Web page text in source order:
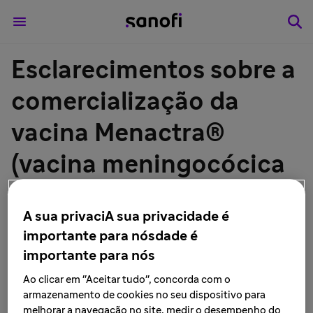
Esclarecimentos sobre a
comercialização da
vacina Menactra®
(vacina meningocócica
mercado privado
São Paulo, 10 de janeiro de 2019– O movimento Women
& Access to Health, grupo de trabalho ligado
A sua privaciA sua privacidade é
importante para nósdade é
importante para nós
Ao clicar em "Aceitar tudo", concorda com o
armazenamento de cookies no seu dispositivo para
melhorar a navegação no site, medir o desempenho do